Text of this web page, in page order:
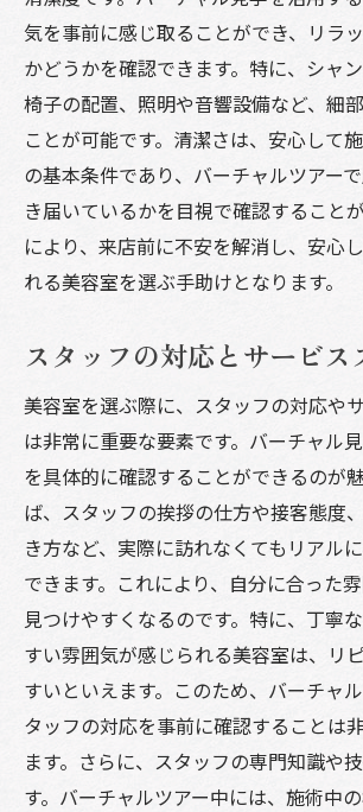
気を事前に感じ取ることができ、リラ
かどうかを確認できます。特に、シャ
椅子の配置、照明や音響設備など、細
ことが可能です。清潔さは、安心して
の基本条件であり、バーチャルツアー
き届いているかを目視で確認すること
により、来店前に不安を解消し、安心
れる美容室を選ぶ手助けとなります。
スタッフの対応とサービス
美容室を選ぶ際に、スタッフの対応や
は非常に重要な要素です。バーチャル
を具体的に確認することができるのが
ば、スタッフの挨拶の仕方や接客態度
き方など、実際に訪れなくてもリアル
できます。これにより、自分に合った
見つけやすくなるのです。特に、丁寧
すい雰囲気が感じられる美容室は、リ
すいといえます。このため、バーチャ
タッフの対応を事前に確認することは
ます。さらに、スタッフの専門知識や
す。バーチャルツアー中には、施術中